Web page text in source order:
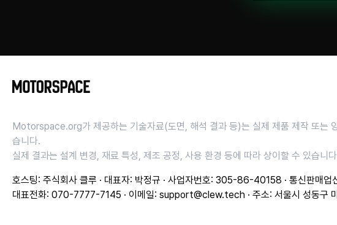
Motorspace.org가 제공하는 기술자료(도면, 해석 결과 등)는 실제 제품 제작 또는
습니다.
실제 결과는 설계 변경, 재료 특성, 제조 공정, 사용 환경 등에 따라 상이할 수 있습니
호스팅: 주식회사 클루 · 대표자: 박정규 · 사업자번호: 305-86-40158 · 통신판매
대표전화: 070-7777-7145 · 이메일: support@clew.tech · 주소: 서울시 성동구